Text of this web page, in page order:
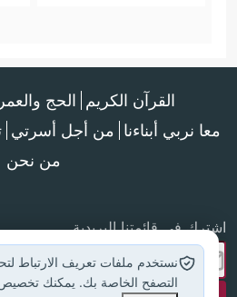
القرآن الكريم الحج
معا نربي أبناءنا من أجل أسرتي
من نحن
اشترك في قائمتنا البريدية
نستخدم ملفات تعريف الارتباط
التصفح الخاصة بك. يمكنك